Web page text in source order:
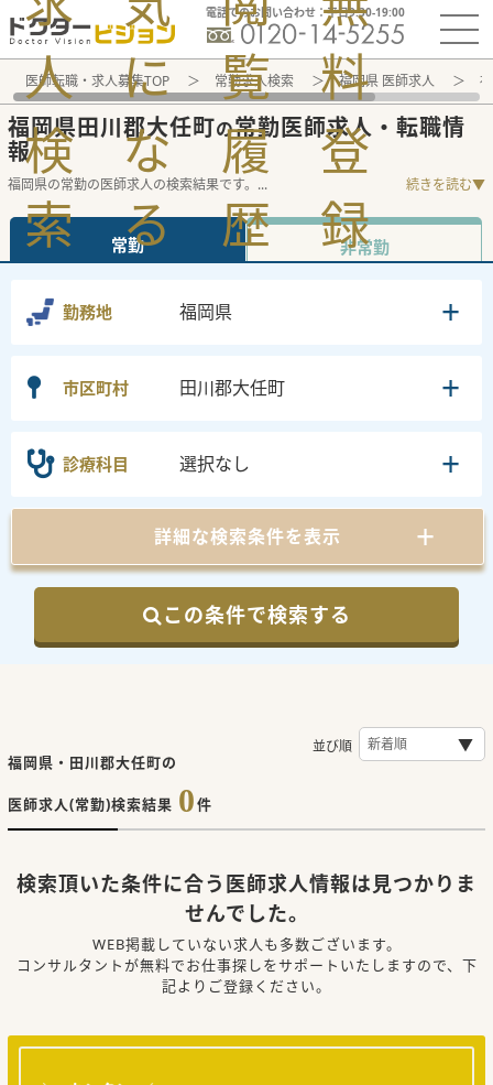
電話でのお問い合わせ：平日9:30-19:00
人
検
索
に
な
る
覧
履
歴
料
登
録
医師転職・求人募集TOP 常勤求人検索 福岡県 医師求人
福岡県田川郡大任町の常勤医師求人・転職情
報
福岡県の常勤の医師求人の検索結果です。 ... 続きを読む▼
常勤 非常勤
勤務地 福岡県
市区町村 田川郡大任町
診療科目 選択なし
詳細な検索条件を表示
この条件で検索する
福岡県・田川郡大任町の
医師求人(常勤)検索結果 0件
並び順
検索頂いた条件に合う医師求人情報は見つかりま
せんでした。
WEB掲載していない求人も多数ございます。
コンサルタントが無料でお仕事探しをサポートいたしますので、下
記よりご登録ください。